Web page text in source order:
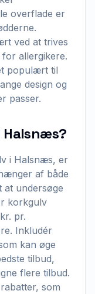
overflade er
ved at trives
allergikere.
populært til
design og
passer.
Halsnæs?
i Halsnæs, er
af både
at undersøge
korkgulv
pr.
Inkludér
kan øge
tilbud,
flere tilbud.
som